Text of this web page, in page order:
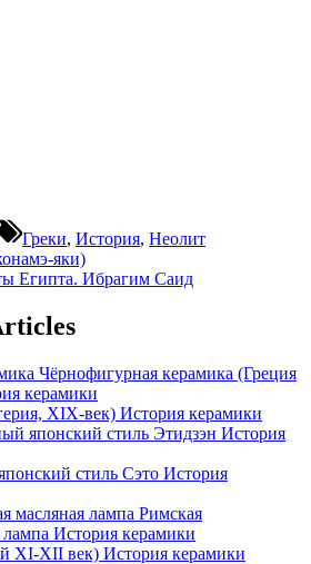
Tags:
Греки, История, Неолит
яки)
Египта. Ибрагим Саид
Чёрнофигурная керамика (Греция
керамики
XIX-век) История керамики
японский стиль Этидзэн История
стиль Сэто История
Римская
лампа История керамики
XI-XII век) История керамики